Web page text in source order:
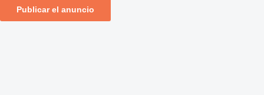
Publicar el anuncio